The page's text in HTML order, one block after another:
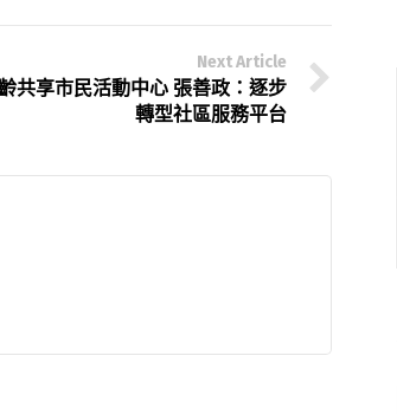
Next Article
共享市民活動中心 張善政：逐步
轉型社區服務平台